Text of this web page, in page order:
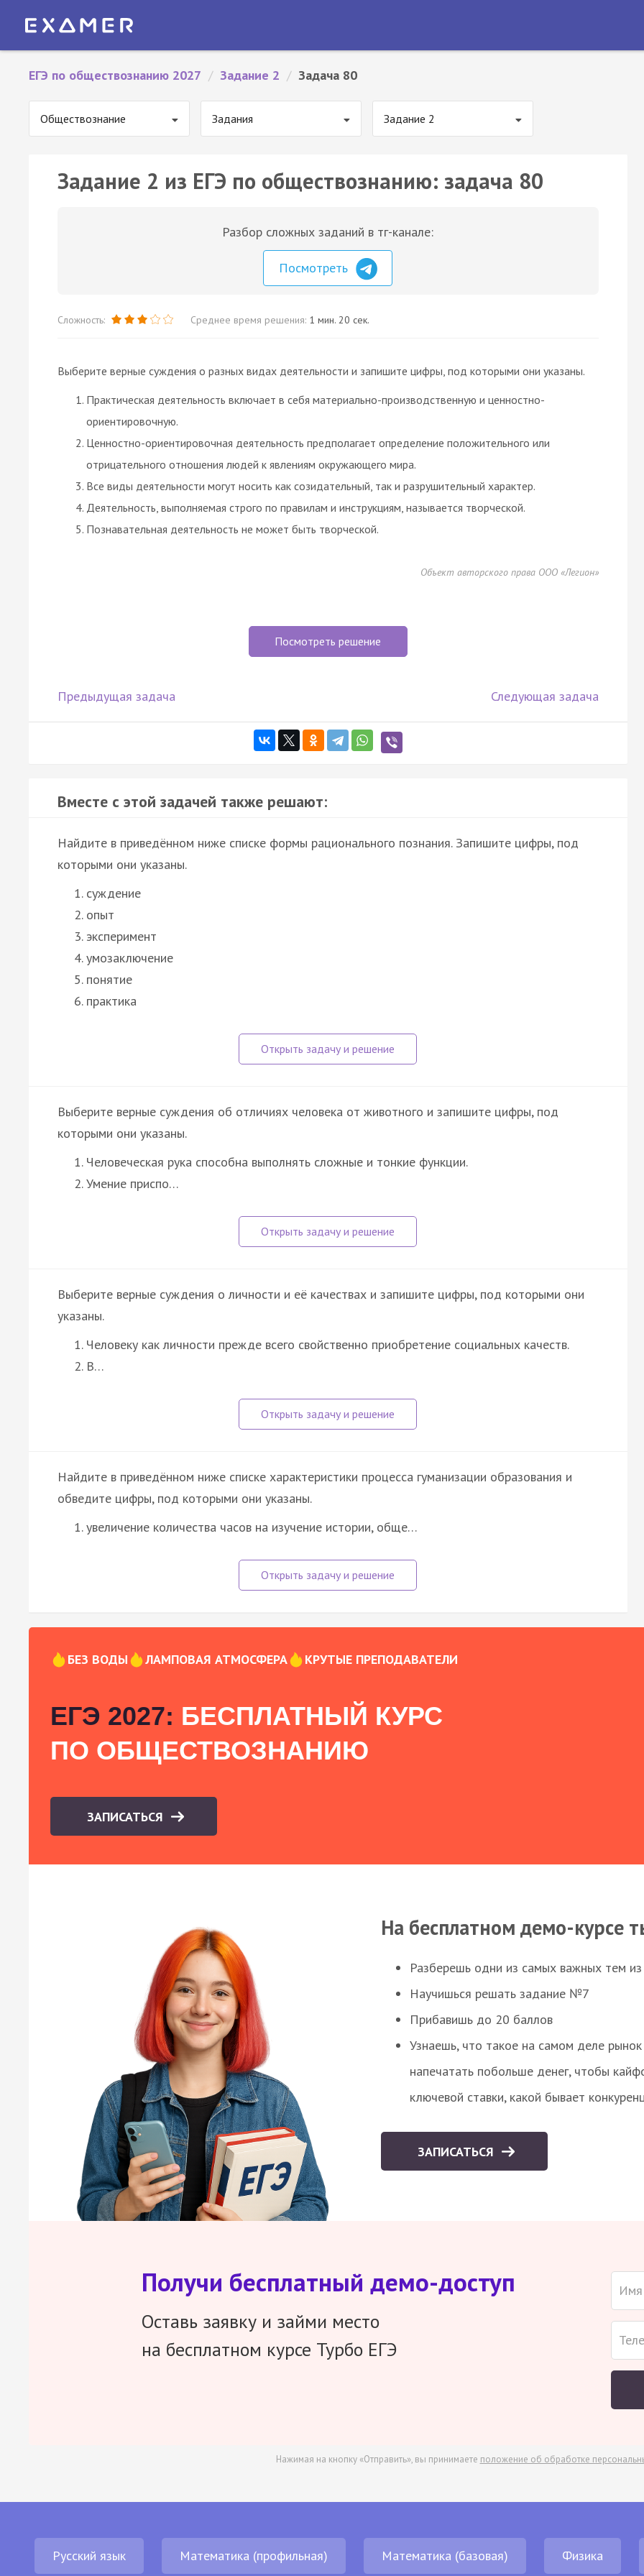
ЕГЭ по обществознанию 2027 / Задание 2 / Задача 80
Обществознание Задания Задание 2
Задание 2 из ЕГЭ по обществознанию: задача 80
Разбор сложных заданий в тг-канале:
Посмотреть
Сложность: Среднее время решения: 1 мин. 20 сек.
Выберите верные суждения о разных видах деятельности и запишите цифры, под которыми они указаны.
Практическая деятельность включает в себя материально-производственную и ценностно-
ориентировочную.
Ценностно-ориентировочная деятельность предполагает определение положительного или
отрицательного отношения людей к явлениям окружающего мира.
Все виды деятельности могут носить как созидательный, так и разрушительный характер.
Деятельность, выполняемая строго по правилам и инструкциям, называется творческой.
Познавательная деятельность не может быть творческой.
Объект авторского права ООО «Легион»
Посмотреть решение
Предыдущая задача Следующая задача
Вместе с этой задачей также решают:
Найдите в приведённом ниже списке формы рационального познания. Запишите цифры, под
которыми они указаны.
суждение
опыт
эксперимент
умозаключение
понятие
практика
Выберите верные суждения об отличиях человека от животного и запишите цифры, под
которыми они указаны.
Человеческая рука способна выполнять сложные и тонкие функции.
Умение приспо…
Выберите верные суждения о личности и её качествах и запишите цифры, под которыми они
указаны.
Человеку как личности прежде всего свойственно приобретение социальных качеств.
В…
Найдите в приведённом ниже списке характеристики процесса гуманизации образования и
обведите цифры, под которыми они указаны.
увеличение количества часов на изучение истории, обще…
БЕЗ ВОДЫ ЛАМПОВАЯ АТМОСФЕРА КРУТЫЕ ПРЕПОДАВАТЕЛИ
ЕГЭ 2027: БЕСПЛАТНЫЙ КУРС
ПО ОБЩЕСТВОЗНАНИЮ
ЗАПИСАТЬСЯ
На бесплатном демо-курсе
Разберешь одни из самых важных тем
Научишься решать задание №7
Прибавишь до 20 баллов
Узнаешь, что такое на самом деле
напечатать побольше денег, чтобы
ключевой ставки, какой бывает
ЗАПИСАТЬСЯ
Получи бесплатный демо-доступ
Оставь заявку и займи место
на бесплатном курсе Турбо ЕГЭ
Нажимая на кнопку «Отправить», вы принимаете положение об обработке
Русский язык Математика (профильная) Математика (базовая) Физика